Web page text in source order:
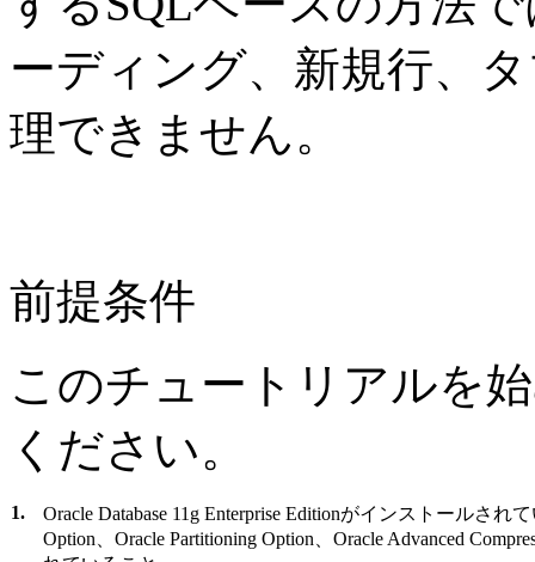
ーディング、新規行、
理できません。
前提条件
このチュートリアルを
ください。
1. Oracle Database 11g Enterprise Editionがインストールされ
Option、Oracle Partitioning Option、Oracle Advanced